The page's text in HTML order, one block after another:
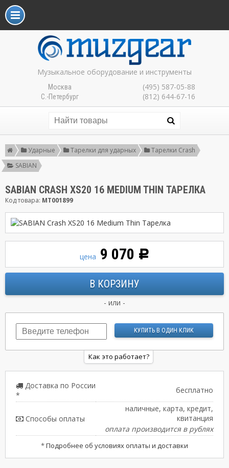
Музыкальное оборудование и инструменты
Москва (495) 587-05-88
С.-Петербург (812) 644-67-16
Ударные Тарелки для ударных
Тарелки Crash
SABIAN
SABIAN CRASH XS20 16 MEDIUM THIN ТАРЕЛКА
Код товара: MT001899
цена 9 070 Р
- или -
Как это работает?
Доставка по России
*
бесплатно
Способы оплаты
наличные, карта, кредит,
квитанция
оплата производится в рублях
*Подробнее об условиях оплаты и доставки